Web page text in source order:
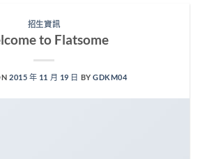
招生資訊
to Flatsome
2015 年 11 月 19 日 BYGDKM04